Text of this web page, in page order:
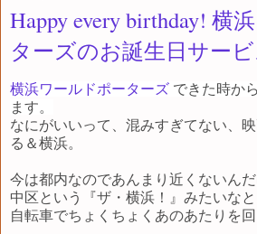
Happy every birthday! 横
ターズのお誕生日サー
横浜ワールドポーターズ できた時か
ます。
なにがいいって、混みすぎてない、
る＆横浜。
今は都内なのであんまり近くないん
中区という『ザ・横浜！』みたいな
自転車でちょくちょくあのあたりを回